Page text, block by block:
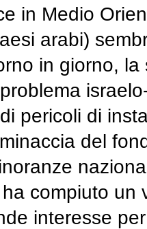
in Medio
arabi)
in giorno,
pericoli di
del
compiuto un
interesse